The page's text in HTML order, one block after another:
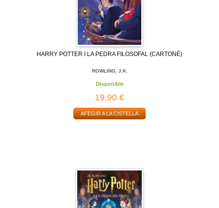
HARRY POTTER I LA PEDRA FILOSOFAL (CARTONÉ)
ROWLING, J.K.
Disponible
19,90 €
AFEGIR A LA CISTELLA